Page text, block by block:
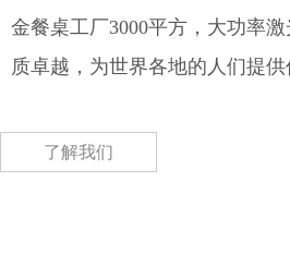
金餐桌工厂3000平方，大功率
质卓越，为世界各地的人们提
了解我们